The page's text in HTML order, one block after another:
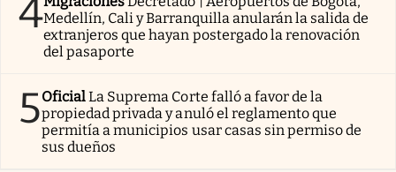
4Medellín, Cali y Barranquilla anularán la salida de
extranjeros que hayan postergado la renovación
del pasaporte
5OficialLa Suprema Corte falló a favor de la
propiedad privada y anuló el reglamento que
permitía a municipios usar casas sin permiso de
sus dueños